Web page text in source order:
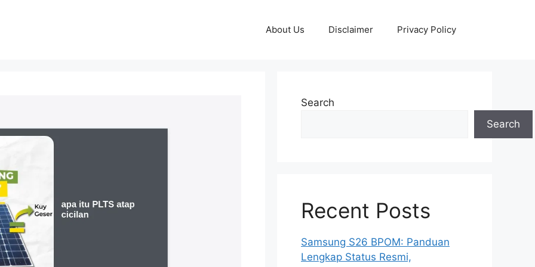
About Us Disclaimer Privacy Policy
Search
Search
Recent Posts
Samsung S26 BPOM: Panduan
Lengkap Status Resmi,